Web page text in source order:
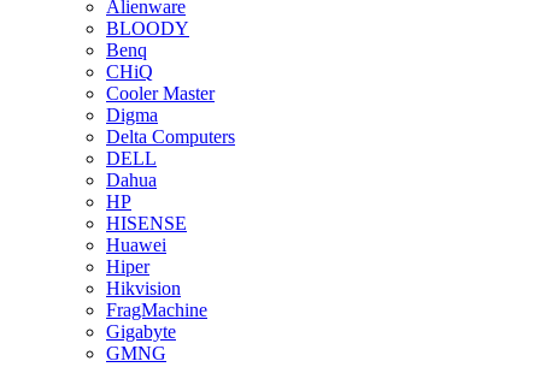
Alienware
BLOODY
Benq
CHiQ
Cooler Master
Digma
Delta Computers
DELL
Dahua
HP
HISENSE
Huawei
Hiper
Hikvision
FragMachine
Gigabyte
GMNG